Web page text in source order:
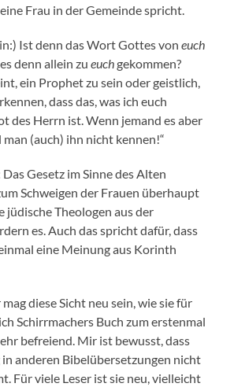
Frau in der Gemeinde spricht.
Ist denn das Wort Gottes voneuch
denn allein zueuchgekommen?
ein Prophet zu sein oder geistlich,
dass das, was ich euch
des Herrn ist. Wenn jemand es aber
(auch) ihn nicht kennen!“
Gesetz im Sinne des Alten
Schweigen der Frauen überhaupt
jüdische Theologen aus der
es. Auch das spricht dafür, dass
eine Meinung aus Korinth
diese Sicht neu sein, wie sie für
Schirrmachers Buch zum erstenmal
befreiend. Mir ist bewusst, dass
anderen Bibelübersetzungen nicht
Für viele Leser ist sie neu, vielleicht